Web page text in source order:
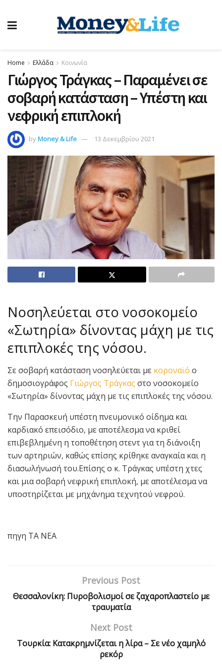
Home Ελλάδα Κοινωνία
Γιώργος Τράγκας – Παραμένει σε
σοβαρή κατάσταση – Υπέστη και
νεφρική επιπλοκή
byMoney & Life 13 Δεκεμβρίου 2021
Νοσηλεύεται στο νοσοκομείο
«Σωτηρία» δίνοντας μάχη με τις
επιπλοκές της νόσου.
Σε σοβαρή κατάσταση νοσηλεύεται με κοροναϊό ο
δημοσιογράφος Γιώργος Τράγκας στο νοσοκομείο
«Σωτηρία» δίνοντας μάχη με τις επιπλοκές της νόσου.
Την Παρασκευή υπέστη πνευμονικό οίδημα και
καρδιακό επεισόδιο, με αποτέλεσμα να κριθεί
επιβεβλημένη η τοποθέτηση στεντ για τη διάνοιξη
των αρτηριών, καθώς επίσης κρίθηκε αναγκαία και η
διασωλήνωσή του.Επίσης ο κ. Τράγκας υπέστη χτες
και μια σοβαρή νεφρική επιπλοκή, με αποτέλεσμα να
υποστηρίζεται με μηχάνημα τεχνητού νεφρού.
πηγη ΤΑ ΝΕΑ
Previous Post
Θεσσαλονίκη: Πυροβολισμοί σε ζαχαροπλαστείο με
τραυματία
Next Post
Τουρκία: Κατακρημνίζεται η λίρα – Σε νέο χαμηλό
ρεκόρ